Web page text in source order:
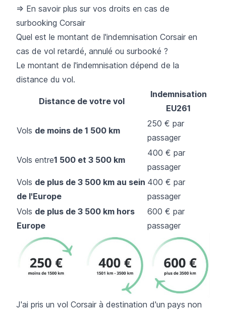
=> En savoir plus sur vos droits en cas de
surbooking Corsair
Quel est le montant de l'indemnisation Corsair en
cas de vol retardé, annulé ou surbooké ?
Le montant de l'indemnisation dépend de la
distance du vol.
Distance de votre vol
Indemnisation
EU261
Vols de moins de 1 500 km
250 € par
passager
Vols entre1 500 et 3 500 km
400 € par
passager
Vols de plus de 3 500 km au sein
de l'Europe
400 € par
passager
Vols de plus de 3 500 km hors
Europe
600 € par
passager
J'ai pris un vol Corsair à destination d'un pays non